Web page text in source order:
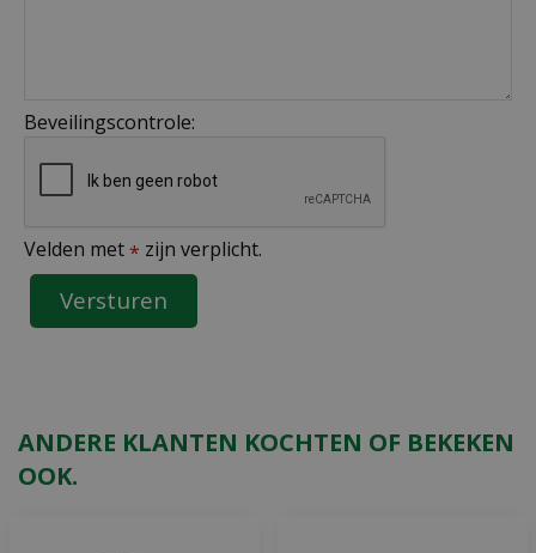
Beveilingscontrole:
Velden met * zijn verplicht.
ANDERE KLANTEN KOCHTEN OF BEKEKEN
OOK.